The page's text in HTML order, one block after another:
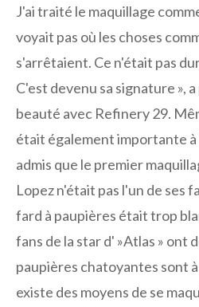
J'ai traité le maquillage
voyait pas où les choses
s'arrêtaient. Ce n'était pas
C'est devenu sa signature »,
beauté avec Refinery 29.
était également importante à
admis que le premier
Lopez n'était pas l'un de ses
fard à paupières était trop
fans de la star d' »Atlas » ont
paupières chatoyantes sont
existe des moyens de se